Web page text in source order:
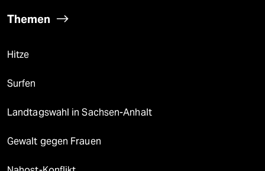
Themen
Hitze
Surfen
Landtagswahl in Sachsen-Anhalt
Gewalt gegen Frauen